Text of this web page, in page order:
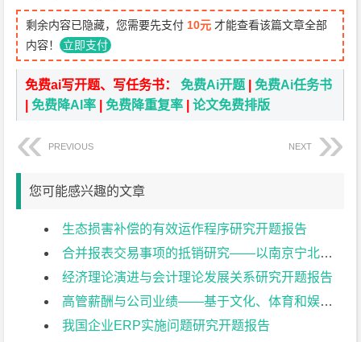
剩余内容已隐藏，您需要先支付 10元 才能查看该篇文章全部
内容！ 立即支付
免费ai写开题、写任务书：免费Ai开题 |免费Ai任务书
|免费降AI率 |免费降重复率 |论文免费排版
PREVIOUS NEXT
您可能感兴趣的文章
生态损害补偿的有效运作程序研究开题报告
合并报表交易事项的抵销研究——以南京宁北轨道交通有限公司为例开题报告
经济理论演进与会计理论发展关系研究开题报告
高管薪酬与公司业绩——基于文化、体育和娱乐业上市公司的实证研究开题报告
我国企业ERP实施问题研究开题报告